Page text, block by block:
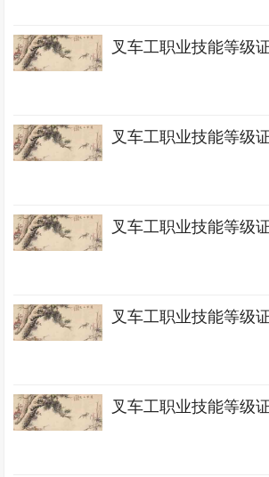
叉车工职业技能等级
叉车工职业技能等级
叉车工职业技能等级
叉车工职业技能等级
叉车工职业技能等级